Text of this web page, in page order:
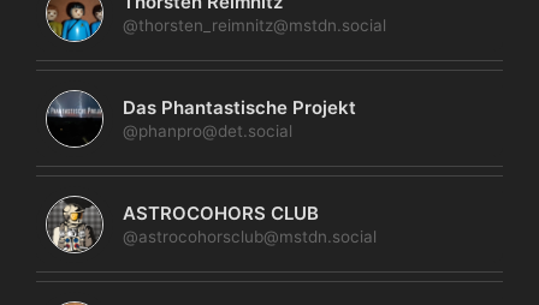
@thorsten_reimnitz@mstdn.social
Das Phantastische Projekt
@phanpro@det.social
ASTROCOHORS CLUB
@astrocohorsclub@mstdn.social